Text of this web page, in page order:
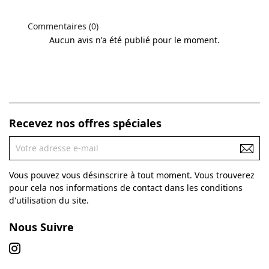
Commentaires (0)
Aucun avis n'a été publié pour le moment.
Recevez nos offres spéciales
Vous pouvez vous désinscrire à tout moment. Vous trouverez
pour cela nos informations de contact dans les conditions
d'utilisation du site.
Nous Suivre